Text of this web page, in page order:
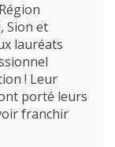
Sion et
lauréats
! Leur
porté leurs
franchir